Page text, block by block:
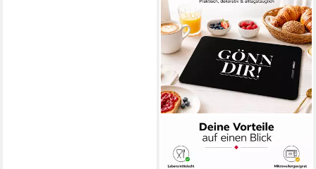
Schneidebrett
Frühstücksbrettchen aus